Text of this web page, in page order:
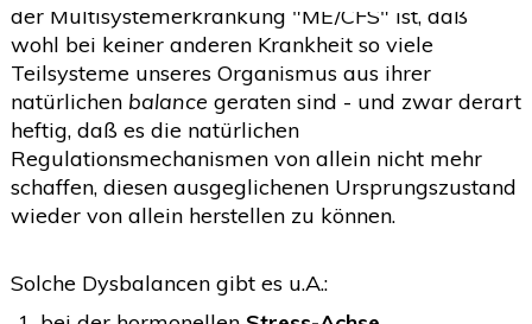
>März(1)
>Februar (5)
>Januar(4)
>2025(72)
>2024(153)
>2022 (119)
der Multisystemerkrankung "ME/CFS" ist, daß
wohl bei keiner anderen Krankheit so viele
Teilsysteme unseres Organismus aus ihrer
natürlichen balance geraten sind - und zwar derart
heftig, daß es die natürlichen
Regulationsmechanismen von allein nicht mehr
schaffen, diesen ausgeglichenen Ursprungszustand
wieder von allein herstellen zu können.
Solche Dysbalancen gibt es u.A.: